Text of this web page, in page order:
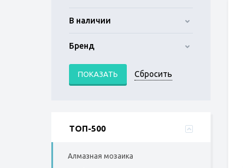
В наличии
Бренд
ТОП-500
Алмазная мозаика